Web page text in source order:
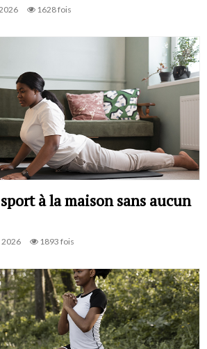
1628 fois
à la maison sans aucun
2026 1893 fois